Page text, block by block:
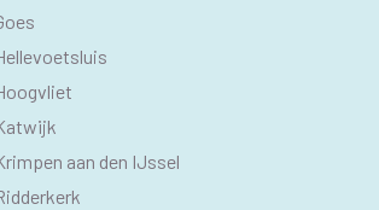
aan den IJssel